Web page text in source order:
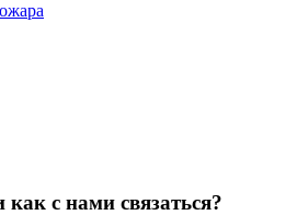
с нами связаться?